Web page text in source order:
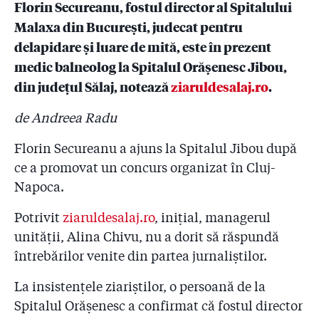
Florin Secureanu, fostul manager de la Malaxa judecat
pentru delapidare, e medic balneolog la Spitalul
Orășenesc Jibou
În timp ce publicul și presa internațională elogiază
curajul victimelor corupției lui Secureanu, fostul
spital, pozează ca salvator cu echipajele SMURD la
5.7 Gazeta schimbă foaia în sănătate!
înmormîntate pe banii Spitalului Malaxa – ”Managerul
Secureanu scoate zilnic cash din spital pe o firmă
dizolvată de un an și jumătate!”
spitalului Malaxa, alte înregistrări cu managerul
Secureanu!
Florin Secureanu, fostul director al Spitalului
Malaxa din București, judecat pentru
delapidare și luare de mită, este în prezent
medic balneolog la Spitalul Orășenesc Jibou,
din județul Sălaj, noteazăziaruldesalaj.ro.
de Andreea Radu
Florin Secureanu a ajuns la Spitalul Jibou după
ce a promovat un concurs organizat în Cluj-
Napoca.
Potrivit ziaruldesalaj.ro, inițial, managerul
unității, Alina Chivu, nu a dorit să răspundă
întrebărilor venite din partea jurnaliștilor.
La insistențele ziariștilor, o persoană de la
Spitalul Orășenesc a confirmat că fostul director